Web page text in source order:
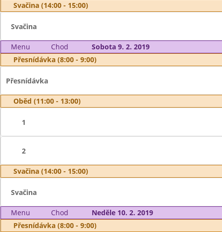
Svačina (14:00 - 15:00)
Svačina
Menu Chod
Sobota 9. 2. 2019
Přesnídávka (8:00 - 9:00)
Přesnídávka
Oběd (11:00 - 13:00)
1
2
Svačina (14:00 - 15:00)
Svačina
Menu Chod
Neděle 10. 2. 2019
Přesnídávka (8:00 - 9:00)